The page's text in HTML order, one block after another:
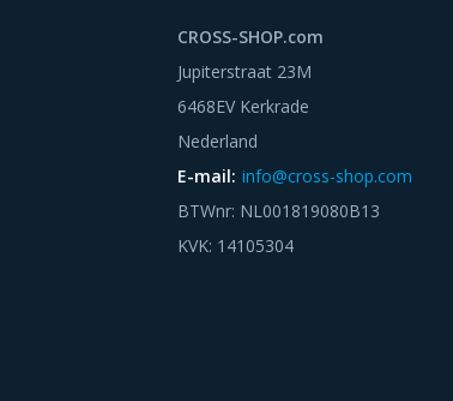
CROSS-SHOP.com
Jupiterstraat 23M
6468EV Kerkrade
Nederland
E-mail: info@cross-shop.com
BTWnr: NL001819080B13
KVK: 14105304